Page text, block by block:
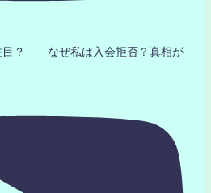
目？ なぜ私は入会拒否？真相が